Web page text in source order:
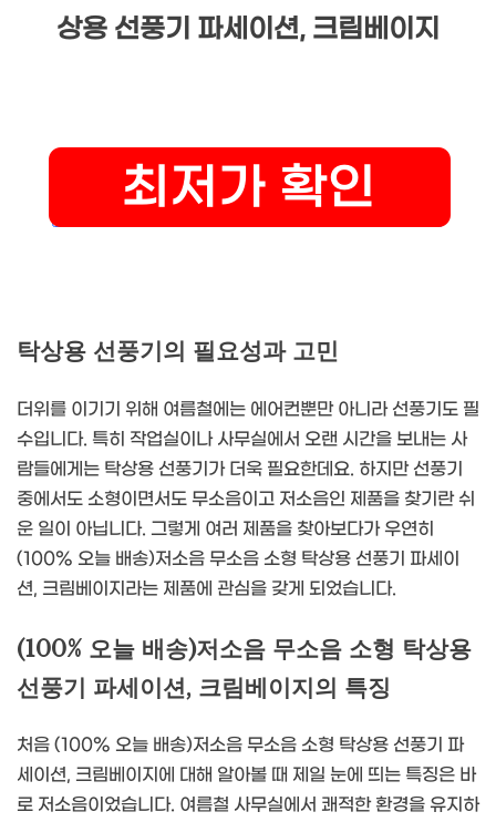
상용 선풍기 파세이션, 크림베이지
탁상용 선풍기의 필요성과 고민
더위를 이기기 위해 여름철에는 에어컨뿐만 아니라 선풍기도 필
수입니다. 특히 작업실이나 사무실에서 오랜 시간을 보내는 사
람들에게는 탁상용 선풍기가 더욱 필요한데요. 하지만 선풍기
중에서도 소형이면서도 무소음이고 저소음인 제품을 찾기란 쉬
운 일이 아닙니다. 그렇게 여러 제품을 찾아보다가 우연히
(100% 오늘 배송)저소음 무소음 소형 탁상용 선풍기 파세이
션, 크림베이지라는 제품에 관심을 갖게 되었습니다.
(100% 오늘 배송)저소음 무소음 소형 탁상용
선풍기 파세이션, 크림베이지의 특징
처음 (100% 오늘 배송)저소음 무소음 소형 탁상용 선풍기 파
세이션, 크림베이지에 대해 알아볼 때 제일 눈에 띄는 특징은 바
로 저소음이었습니다. 여름철 사무실에서 쾌적한 환경을 유지하